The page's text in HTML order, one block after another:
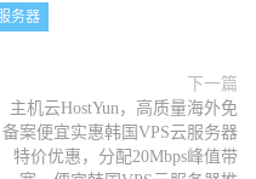
务器
下一篇
主机云HostYun，高质量海外免
备案便宜实惠韩国VPS云服务器
特价优惠，分配20Mbps峰值带